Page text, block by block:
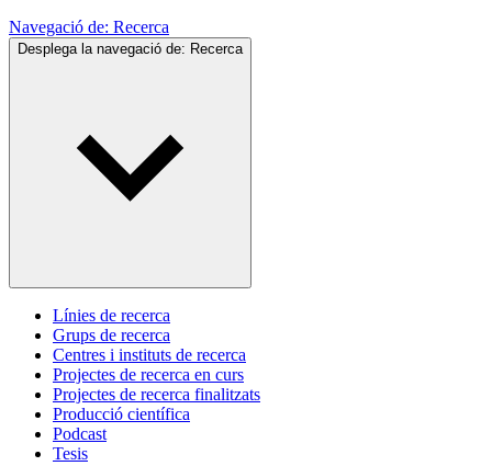
Navegació de: Recerca
Desplega la navegació de: Recerca
Línies de recerca
Grups de recerca
Centres i instituts de recerca
Projectes de recerca en curs
Projectes de recerca finalitzats
Producció científica
Podcast
Tesis